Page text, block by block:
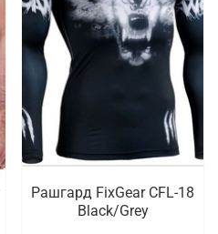
Рашгард FixGear CFL-18
Black/Grey